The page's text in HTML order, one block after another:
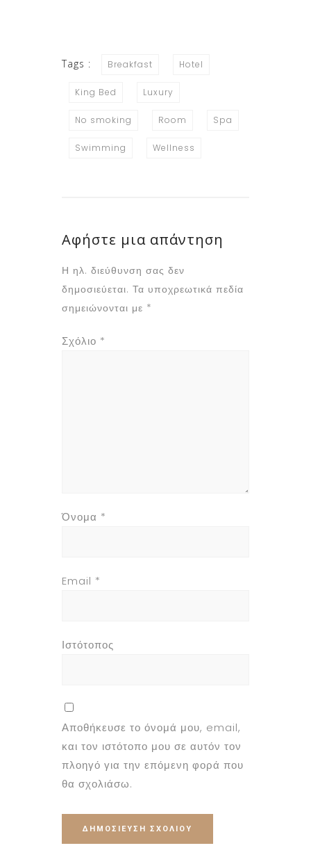
Tags : Breakfast Hotel
King Bed Luxury
No smoking Room Spa
Swimming Wellness
Αφήστε μια απάντηση
Η ηλ. διεύθυνση σας δεν
δημοσιεύεται. Τα υποχρεωτικά πεδία
σημειώνονται με *
Σχόλιο *
Όνομα *
Email *
Ιστότοπος
Αποθήκευσε το όνομά μου, email,
και τον ιστότοπο μου σε αυτόν τον
πλοηγό για την επόμενη φορά που
θα σχολιάσω.